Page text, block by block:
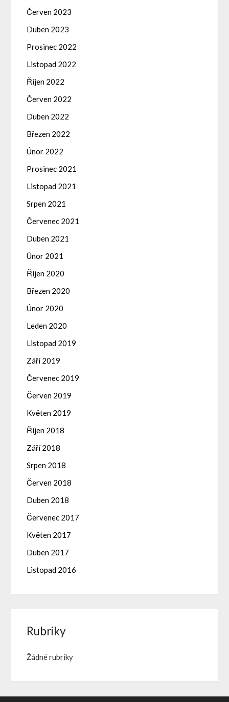
Červen 2023
Duben 2023
Prosinec 2022
Listopad 2022
Říjen 2022
Červen 2022
Duben 2022
Březen 2022
Únor 2022
Prosinec 2021
Listopad 2021
Srpen 2021
Červenec 2021
Duben 2021
Únor 2021
Říjen 2020
Březen 2020
Únor 2020
Leden 2020
Listopad 2019
Září 2019
Červenec 2019
Červen 2019
Květen 2019
Říjen 2018
Září 2018
Srpen 2018
Červen 2018
Duben 2018
Červenec 2017
Květen 2017
Duben 2017
Listopad 2016
Rubriky
Žádné rubriky